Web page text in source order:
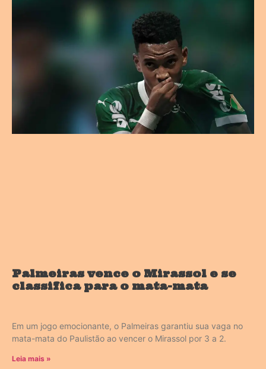
Palmeiras vence o Mirassol e se
classifica para o mata-mata
Em um jogo emocionante, o Palmeiras garantiu sua vaga no
mata-mata do Paulistão ao vencer o Mirassol por 3 a 2.
Leia mais »